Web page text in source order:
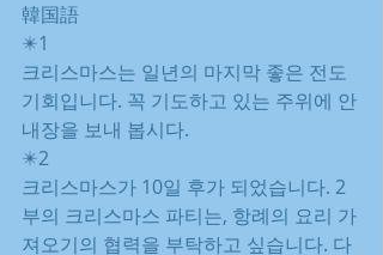
韓国語
✴️1
크리스마스는 일년의 마지막 좋은 전도
기회입니다. 꼭 기도하고 있는 주위에 안
내장을 보내 봅시다.
✴️2
크리스마스가 10일 후가 되었습니다. 2
부의 크리스마스 파티는, 항례의 요리 가
져오기의 협력을 부탁하고 싶습니다. 다